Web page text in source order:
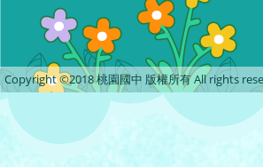
Copyright ©2018 桃園國中 版權所有 All rights